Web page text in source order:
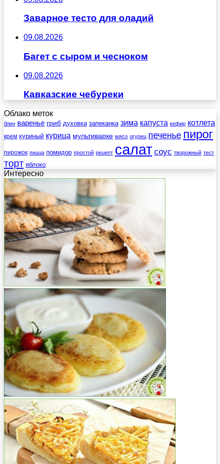
Заварное тесто для оладий
09.08.2026
Багет с сыром и чесноком
09.08.2026
Кавказские чебуреки
Облако меток
блин варенье гриб духовка запеканка зима капуста кефир котлета
крем куриный курица мультиварке мясо огурец печенье пирог
пирожок пицца помидор простой рецепт салат соус творожный тест
торт яблоко
Интересно